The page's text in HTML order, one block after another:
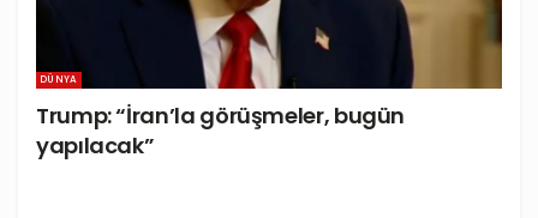
DÜNYA
Trump: “İran’la görüşmeler, bugün
yapılacak”